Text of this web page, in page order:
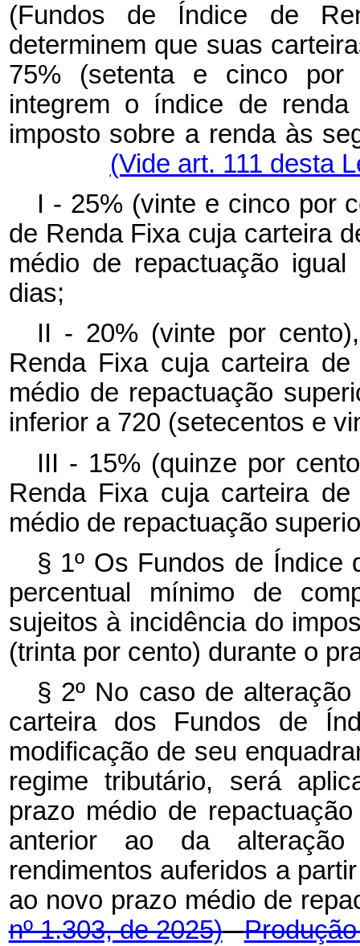
(Fundos de Índice de
determinem que suas
75% (setenta e cinco por
integrem o índice de
imposto sobre a renda às
(Vide art. 111 desta
I - 25% (vinte e cinco por
de Renda Fixa cuja carteira
médio de repactuação
dias;
II - 20% (vinte por
Renda Fixa cuja carteira
médio de repactuação
inferior a 720 (setecentos e
III - 15% (quinze por
Renda Fixa cuja carteira
médio de repactuação
§ 1º Os Fundos de Índice
percentual mínimo de
sujeitos à incidência do
(trinta por cento) durante o
§ 2º No caso de
carteira dos Fundos de
modificação de seu
regime tributário, será
prazo médio de
anterior ao da
rendimentos auferidos a
ao novo prazo médio de
nº 1.303, de 2025)